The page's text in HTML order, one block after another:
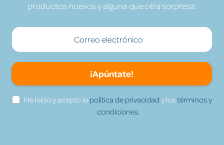
productos nuevos y alguna que otra sorpresa.
¡Apúntate!
He leído y acepto la política de privacidad y lostérminos y
condiciones.